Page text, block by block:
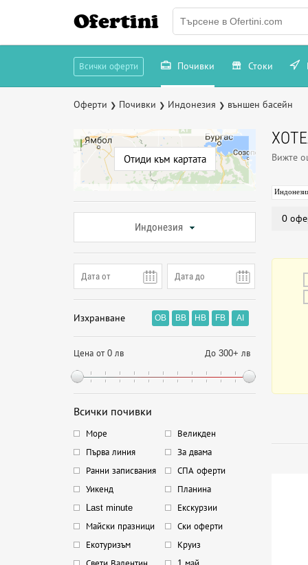
Ofertini
Всички оферти Почивки Стоки
Оферти ❯ Почивки ❯ Индонезия ❯ външен басейн
Отиди към картата
Индонезия
Изхранване OB BB HB FB AI
Цена от 0 лв До 300+ лв
Всички почивки
Море
Великден
Първа линия
За двама
Ранни записвания
СПА оферти
Уикенд
Планина
Last minute
Екскурзии
Майски празници
Ски оферти
Екотуризъм
Круиз
Вижте
0